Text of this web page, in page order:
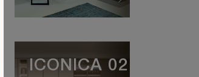
ICONICA 02